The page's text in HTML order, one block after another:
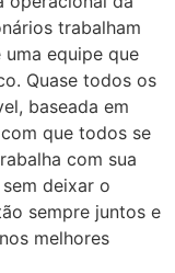
trabalham
equipe que
Quase todos os
baseada em
que todos se
com sua
deixar o
sempre juntos e
melhores